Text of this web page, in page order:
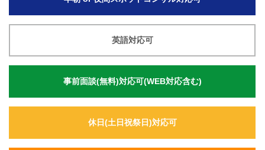
英語対応可
事前面談(無料)対応可(WEB対応含む)
休日(土日祝祭日)対応可